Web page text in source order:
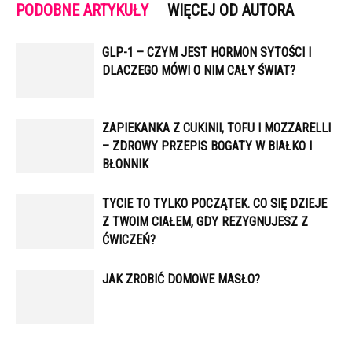
PODOBNE ARTYKUŁY WIĘCEJ OD AUTORA
GLP-1 – CZYM JEST HORMON SYTOŚCI I
DLACZEGO MÓWI O NIM CAŁY ŚWIAT?
ZAPIEKANKA Z CUKINII, TOFU I MOZZARELLI
– ZDROWY PRZEPIS BOGATY W BIAŁKO I
BŁONNIK
TYCIE TO TYLKO POCZĄTEK. CO SIĘ DZIEJE
Z TWOIM CIAŁEM, GDY REZYGNUJESZ Z
ĆWICZEŃ?
JAK ZROBIĆ DOMOWE MASŁO?